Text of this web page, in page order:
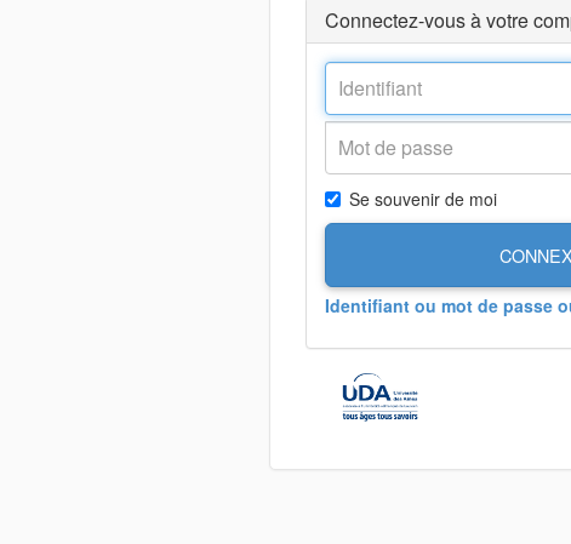
Connectez-vous à votre
Se souvenir de moi
Identifiant ou mot de passe